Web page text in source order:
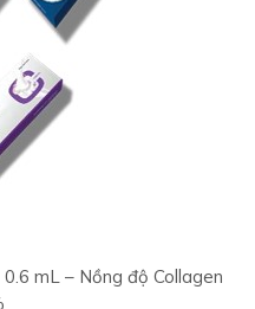
mL – Nồng độ Collagen